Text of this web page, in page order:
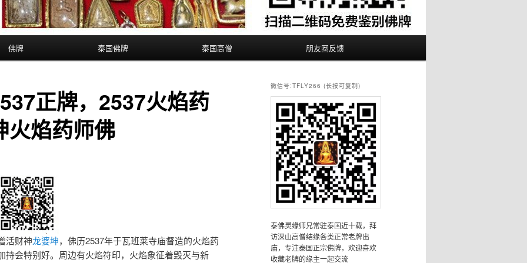
佛牌 泰国佛牌 泰国高僧 朋友圈反馈
正牌，2537火焰药
火焰药师佛
，圣僧活财神龙婆坤，佛历2537年‮瓦于‬班莱寺庙督‮的造‬火焰药
微信号:TFLY266 (长按可复制)
泰佛灵缘师兄常驻泰国近十载，拜
访深山高僧结缘各类正常老牌出
庙，专注泰国正宗佛牌，欢迎喜欢
收藏老牌的缘主一起交流